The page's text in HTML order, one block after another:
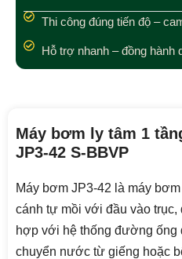
Thi công đúng tiến độ –
Hỗ trợ nhanh – đồng hành
Máy bơm ly tâm 1
JP3-42 S-BBVP
Máy bơm JP3-42 là máy
cánh tự mồi với đầu vào
hợp với hệ thống đường ống
chuyển nước từ giếng hoặc